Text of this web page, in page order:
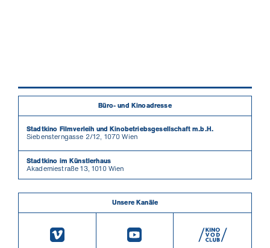
Büro- und Kinoadresse
Stadtkino Filmverleih und Kinobetriebsgesellschaft m.b.H.
Siebensterngasse 2/12, 1070 Wien
Stadtkino im Künstlerhaus
Akademiestraße 13, 1010 Wien
Unsere Kanäle